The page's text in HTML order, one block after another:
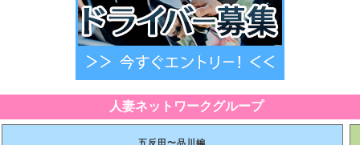
人妻ネットワークグループ
五反田〜品川編